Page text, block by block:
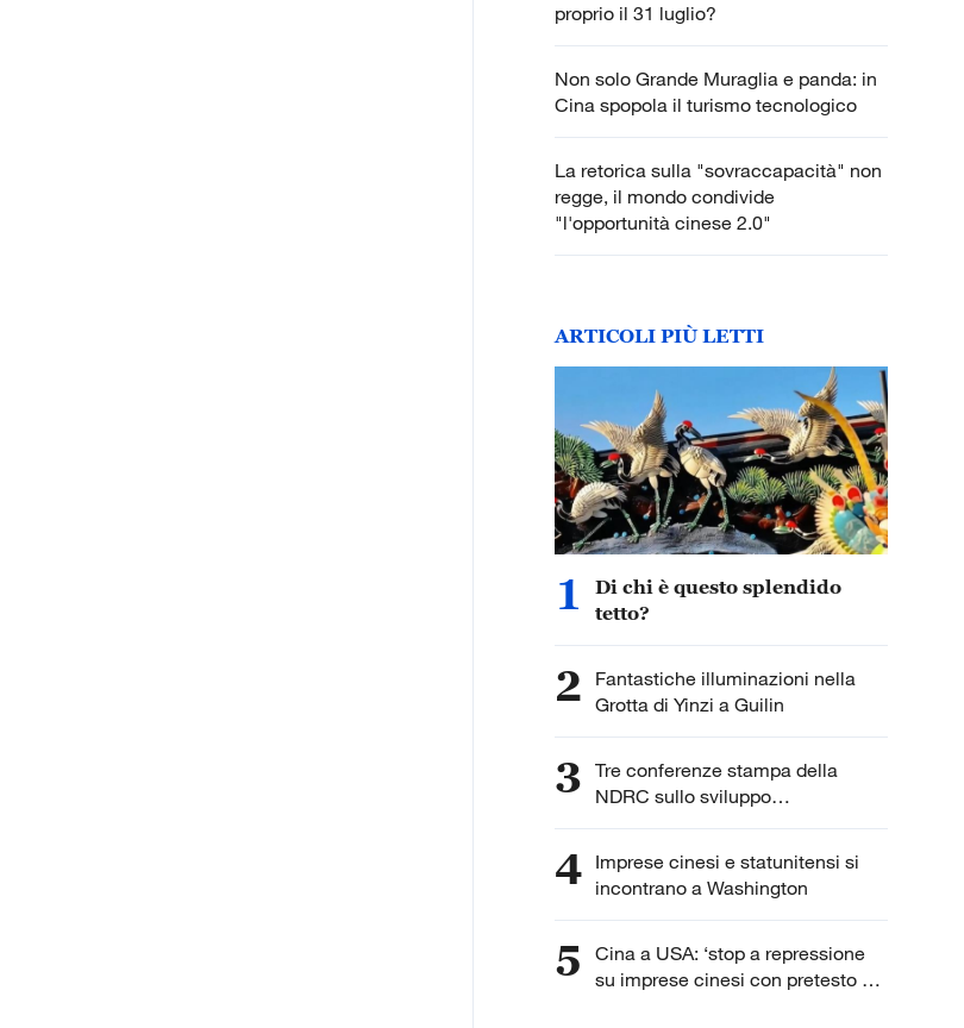
proprio il 31 luglio?
Non solo Grande Muraglia e panda: in
Cina spopola il turismo tecnologico
La retorica sulla "sovraccapacità" non
regge, il mondo condivide
"l'opportunità cinese 2.0"
ARTICOLI PIÙ LETTI
1
Di chi è questo splendido
tetto?
2
Fantastiche illuminazioni nella
Grotta di Yinzi a Guilin
3 Tre conferenze stampa della
NDRC sullo sviluppo
dell'intelligenza artificiale
4 Imprese cinesi e statunitensi si
incontrano a Washington
5
Cina a USA: ‘stop a repressione
su imprese cinesi con pretesto di